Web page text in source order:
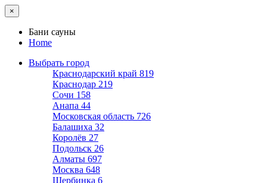
×
Бани сауны
Home
Выбрать город
Краснодарский край 819
Краснодар 219
Сочи 158
Анапа 44
Московская область 726
Балашиха 32
Королёв 27
Подольск 26
Алматы 697
Москва 648
Щербинка 6